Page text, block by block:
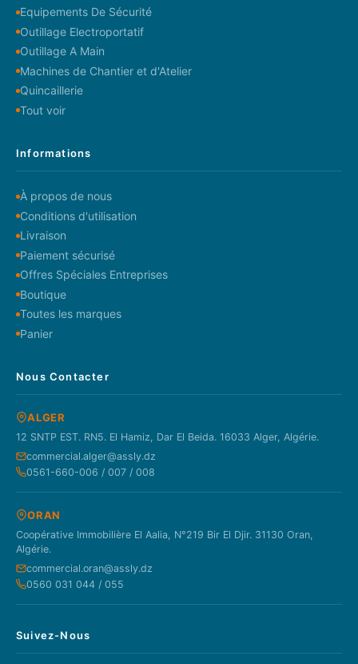
Equipements De Sécurité
Outillage Electroportatif
Outillage A Main
Machines de Chantier et d'Atelier
Quincaillerie
Tout voir
Informations
À propos de nous
Conditions d'utilisation
Livraison
Paiement sécurisé
Offres Spéciales Entreprises
Boutique
Toutes les marques
Panier
Nous Contacter
ALGER
12 SNTP EST. RN5. El Hamiz, Dar El Beida. 16033 Alger, Algérie.
commercial.alger@assly.dz
0561-660-006 / 007 / 008
ORAN
Coopérative Immobilière El Aalia, N°219 Bir El Djir. 31130 Oran,
Algérie.
commercial.oran@assly.dz
0560 031 044 / 055
Suivez-Nous